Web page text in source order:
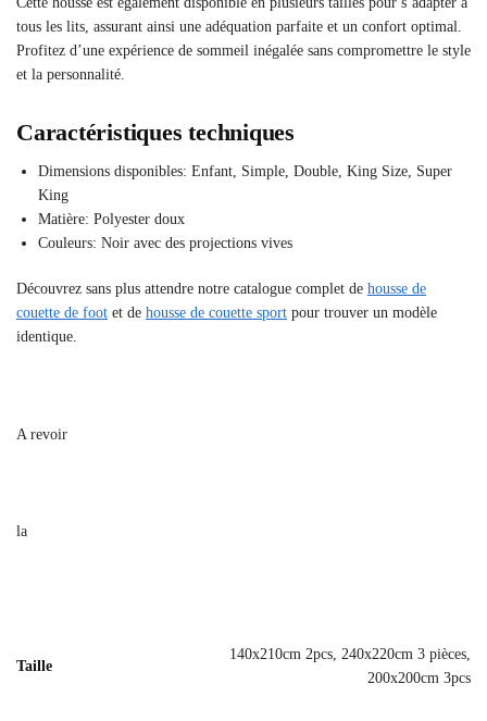
tous les lits, assurant ainsi une adéquation parfaite et un confort optimal.
Profitez d’une expérience de sommeil inégalée sans compromettre le style
et la personnalité.
Caractéristiques techniques
Dimensions disponibles: Enfant, Simple, Double, King Size, Super
King
Matière: Polyester doux
Couleurs: Noir avec des projections vives
Découvrez sans plus attendre notre catalogue complet de housse de
couette de foot et de housse de couette sport pour trouver un modèle
identique.
A revoir
la
Taille
140x210cm 2pcs, 240x220cm 3 pièces,
200x200cm 3pcs